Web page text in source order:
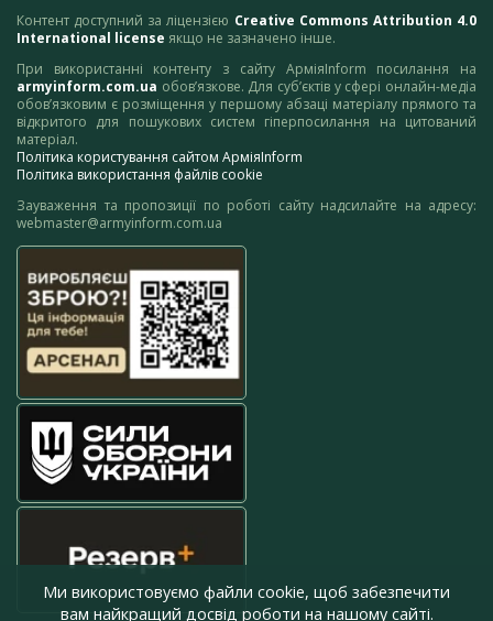
Контент доступний за ліцензією Creative Commons Attribution 4.0
International license якщо не зазначено інше.
При використанні контенту з сайту АрміяInform посилання на
armyinform.com.ua обов’язкове. Для суб’єктів у сфері онлайн-медіа
обов’язковим є розміщення у першому абзаці матеріалу прямого та
відкритого для пошукових систем гіперпосилання на цитований
матеріал.
Політика користування сайтом АрміяInform
Політика використання файлів cookie
Зауваження та пропозиції по роботі сайту надсилайте на адресу:
webmaster@armyinform.com.ua
Ми використовуємо файли cookie, щоб забезпечити
вам найкращий досвід роботи на нашому сайті.